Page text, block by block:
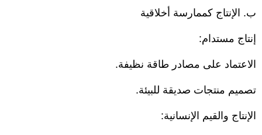
ب. الإنتاج كممارسة أخلاقية
إنتاج مستدام:
الاعتماد على مصادر طاقة نظيفة.
تصميم منتجات صديقة للبيئة.
الإنتاج والقيم الإنسانية: